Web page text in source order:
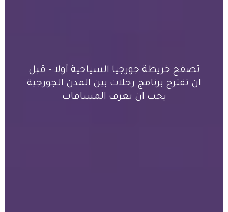
تصفح خريطة جورجيا السياحية أولا – قبل
ان تقترح برنامج رحلات بين المدن الجورجية
يجب ان تعرف المسافات